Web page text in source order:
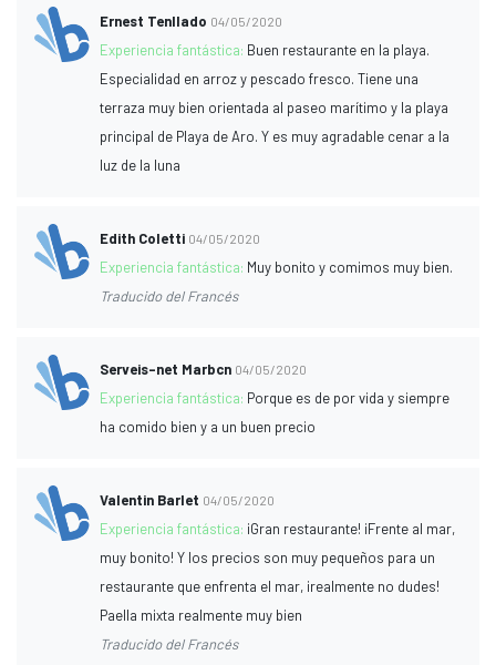
Ernest Tenllado 04/05/2020
Experiencia fantástica: Buen restaurante en la playa.
Especialidad en arroz y pescado fresco. Tiene una
terraza muy bien orientada al paseo marítimo y la playa
principal de Playa de Aro. Y es muy agradable cenar a la
luz de la luna
Edith Coletti 04/05/2020
Experiencia fantástica: Muy bonito y comimos muy bien.
Traducido del Francés
Serveis-net Marbcn 04/05/2020
Experiencia fantástica: Porque es de por vida y siempre
ha comido bien y a un buen precio
Valentin Barlet 04/05/2020
Experiencia fantástica: ¡Gran restaurante! ¡Frente al mar,
muy bonito! Y los precios son muy pequeños para un
restaurante que enfrenta el mar, ¡realmente no dudes!
Paella mixta realmente muy bien
Traducido del Francés